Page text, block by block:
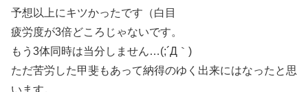
予想以上にキツかったです（白目
疲労度が3倍どころじゃないです。
もう3体同時は当分しません…(;´Д｀)
ただ苦労した甲斐もあって納得のゆく出来にはなったと思
います。